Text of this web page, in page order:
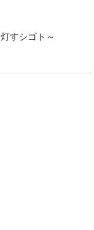
灯すシゴト～